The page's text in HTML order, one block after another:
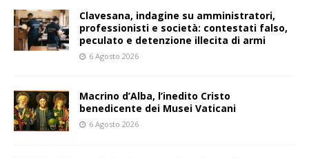
Clavesana, indagine su amministratori,
professionisti e società: contestati falso,
peculato e detenzione illecita di armi
6 Agosto 2026
Macrino d’Alba, l’inedito Cristo
benedicente dei Musei Vaticani
6 Agosto 2026